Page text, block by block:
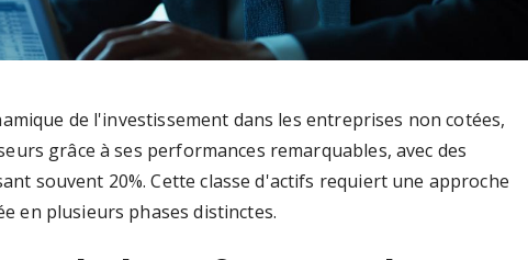
de l'investissement dans les entreprises non cotées,
grâce à ses performances remarquables, avec des
souvent 20%. Cette classe d'actifs requiert une approche
en plusieurs phases distinctes.